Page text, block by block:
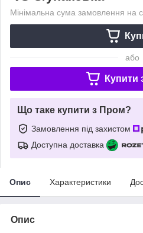
Мінімальна сума замовлення на
або
Купити
Що таке купити з Пром?
Замовлення під захистом
Доступна доставка
Опис Характеристики
Опис